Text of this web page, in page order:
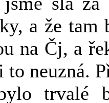
a že
na Čj, a
to neuzná.
trvalé